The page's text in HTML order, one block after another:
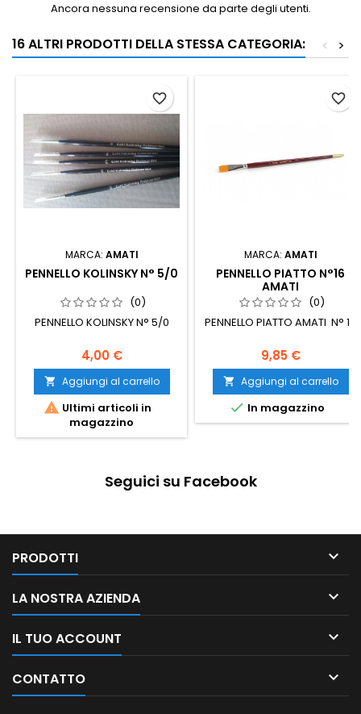
Ancora nessuna recensione da parte degli utenti.
16 ALTRI PRODOTTI DELLA STESSA CATEGORIA: >
<
MARCA: AMATI
PENNELLO KOLINSKY N° 5/0
(0)
PENNELLO KOLINSKY N° 5/0
4,00 €
 Aggiungi al carrello
 Ultimi articoli in
magazzino
favorite_border
MARCA: AMATI
PENNELLO PIATTO N°16
AMATI
(0)
PENNELLO PIATTO AMATI N° 16
9,85 €
 Aggiungi al carrello
 In magazzino
favorite_border
Seguici su Facebook
PRODOTTI 
LA NOSTRA AZIENDA 
IL TUO ACCOUNT 
CONTATTO 